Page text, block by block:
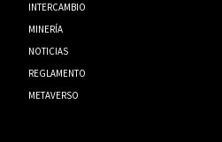
INTERCAMBIO
MINERÍA
NOTICIAS
REGLAMENTO
METAVERSO